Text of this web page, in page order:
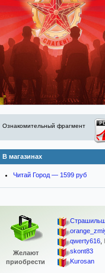
Ознакомительный фрагмент
В магазинах
Читай Город — 1599 руб
Желают
приобрести
qwerty616,
skont83
Kurosan